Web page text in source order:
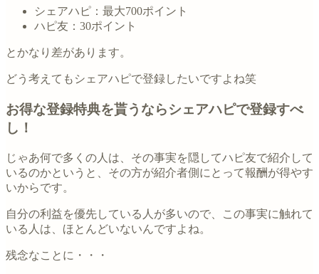
シェアハピ：最大700ポイント
ハピ友：30ポイント
とかなり差があります。
どう考えてもシェアハピで登録したいですよね笑
お得な登録特典を貰うならシェアハピで登録すべ
し！
じゃあ何で多くの人は、その事実を隠してハピ友で紹介して
いるのかというと、その方が紹介者側にとって報酬が得やす
いからです。
自分の利益を優先している人が多いので、この事実に触れて
いる人は、ほとんどいないんですよね。
残念なことに・・・